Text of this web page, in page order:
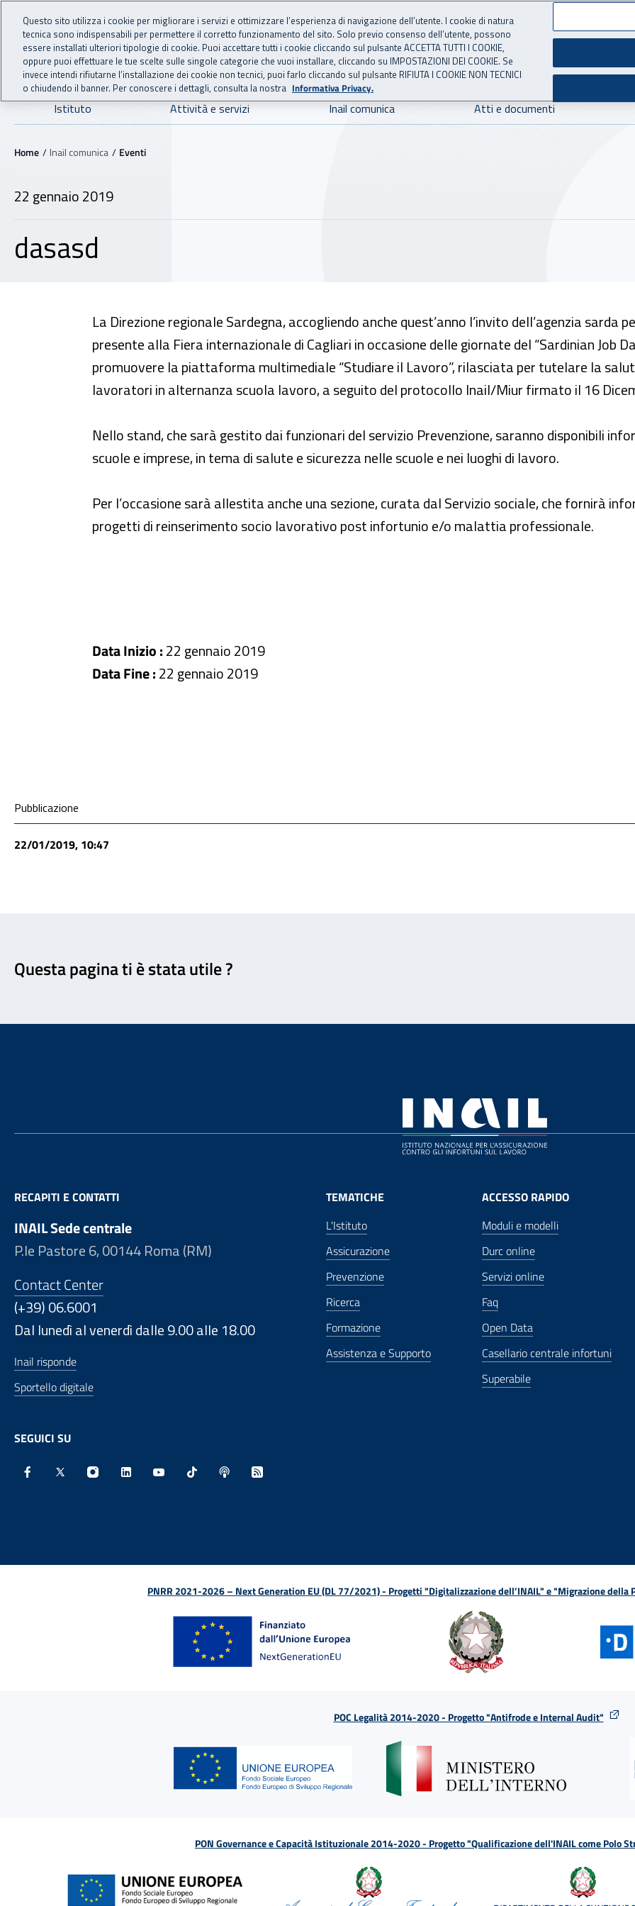
Vai al menu principale
Vai al contenuto principale
INAIL - Istituto Nazionale per l'Assicurazione
Navigazione principale
Istituto Attività e servizi Inail comunica Atti e documenti
Navigazione - Ti trovi in:
Home Inail comunica Eventi
22 gennaio 2019
dasasd
dasasd
La Direzione regionale Sardegna, accogliendo anche quest’anno l’invito dell’agenzia
presente alla Fiera internazionale di Cagliari in occasione delle giornate del “Sardinian Job
promuovere la piattaforma multimediale “Studiare il Lavoro”, rilasciata per tutelare la
lavoratori in alternanza scuola lavoro, a seguito del protocollo Inail/Miur firmato il 16
Nello stand, che sarà gestito dai funzionari del servizio Prevenzione, saranno disponibili
scuole e imprese, in tema di salute e sicurezza nelle scuole e nei luoghi di lavoro.
Per l’occasione sarà allestita anche una sezione, curata dal Servizio sociale, che fornirà
progetti di reinserimento socio lavorativo post infortunio e/o malattia professionale.
Data Inizio :22 gennaio 2019
Data Fine :22 gennaio 2019
Condivisione social
Pubblicazione
22/01/2019, 10:47
Questa pagina ti è stata utile ?
RECAPITI E CONTATTI
INAIL Sede centrale
P.le Pastore 6, 00144 Roma (RM)
Contact Center
(+39) 06.6001
Dal lunedì al venerdì dalle 9.00 alle 18.00
Inail risponde
Sportello digitale
SEGUICI SU
TEMATICHE
L'Istituto
Assicurazione
Prevenzione
Ricerca
Formazione
Assistenza e Supporto
ACCESSO RAPIDO
Moduli e modelli
Durc online
Servizi online
Faq
Open Data
Casellario centrale infortuni
Superabile
PNRR 2021-2026 – Next Generation EU (DL 77/2021) - Progetti "Digitalizzazione dell’INAIL" e "Migrazione della
POC Legalità 2014-2020 - Progetto "Antifrode e Internal Audit"
PON Governance e Capacità Istituzionale 2014-2020 - Progetto "Qualificazione dell'INAIL come Polo
Questo sito utilizza i cookie per migliorare i servizi e ottimizzare l’esperienza di navigazione dell’utente. I cookie di natura
tecnica sono indispensabili per permettere il corretto funzionamento del sito. Solo previo consenso dell’utente, possono
essere installati ulteriori tipologie di cookie. Puoi accettare tutti i cookie cliccando sul pulsante ACCETTA TUTTI I COOKIE,
oppure puoi effettuare le tue scelte sulle singole categorie che vuoi installare, cliccando su IMPOSTAZIONI DEI COOKIE. Se
invece intendi rifiutarne l’installazione dei cookie non tecnici, puoi farlo cliccando sul pulsante RIFIUTA I COOKIE NON TECNICI
o chiudendo il banner. Per conoscere i dettagli, consulta la nostra Informativa Privacy.